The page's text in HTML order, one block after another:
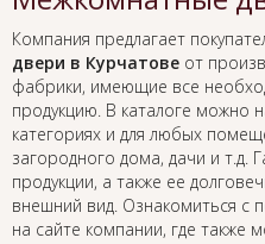
Компания предлагает
двери в Курчатове от
фабрики, имеющие все
продукцию. В каталоге можно
категориях и для любых
загородного дома, дачи и т.д.
продукции, а также ее
внешний вид. Ознакомиться
на сайте компании, где также